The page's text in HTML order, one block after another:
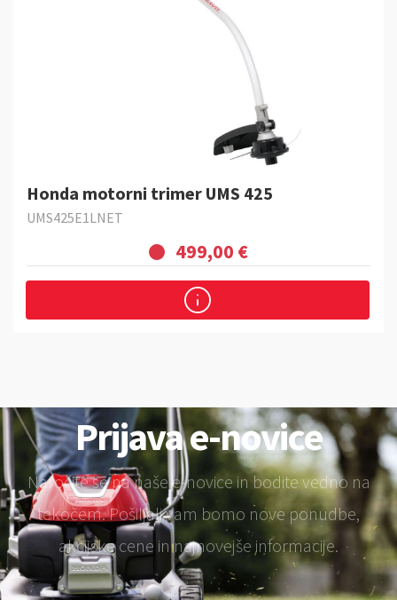
Honda motorni trimer UMS 425
UMS425E1LNET
499,00 €
Prijava e-novice
Naročite se na naše e-novice in bodite vedno na
tekočem. Pošiljali vam bomo nove ponudbe,
akcijske cene in najnovejše informacije.